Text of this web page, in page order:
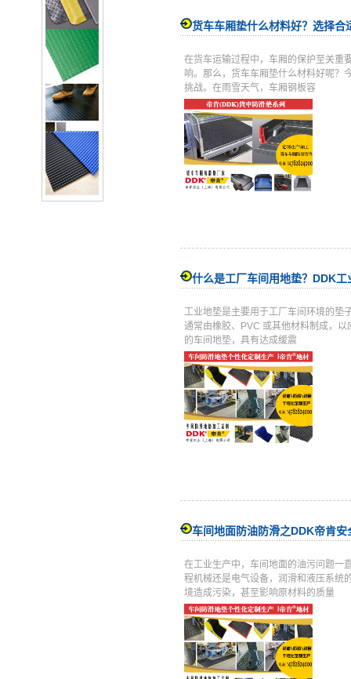
货车车厢垫什么材料好？选择
在货车运输过程中，车厢的保护至关重
响。那么，货车车厢垫什么材料好呢？
挑战。在雨雪天气，车厢钢板容
什么是工厂车间用地垫？DDK
工业地垫是主要用于工厂车间环境的垫
通常由橡胶、PVC 或其他材料制成，
的车间地垫，具有达成缓震
车间地面防油防滑之DDK帝肯安
在工业生产中，车间地面的油污问题一
程机械还是电气设备，润滑和液压系统
境造成污染，甚至影响原材料的质量